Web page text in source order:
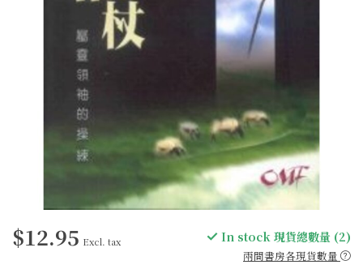
$12.95 Excl. tax In stock 現貨總數量 (2)
兩間書房各現貨數量